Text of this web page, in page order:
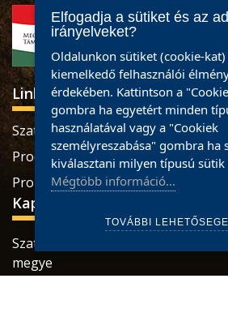
Linkek
Szatmári termékek
Produse sătmărene
Pro Economica Alapítvány
Kapcsolat
Szatmárnémeti, Retezatului utca, 32
megye
Elfogadja a sütiket és az
irányelveket?
Oldalunkon sütiket (cookie-
kiemelkedő felhasználói
érdekében. Kattintson a
gombra ha egyetért minden
használatával vagy a "Cookiek
személyreszabása" gombra ha
kiválasztani milyen típusú
Mégtöbb információ...
TOVÁBBI